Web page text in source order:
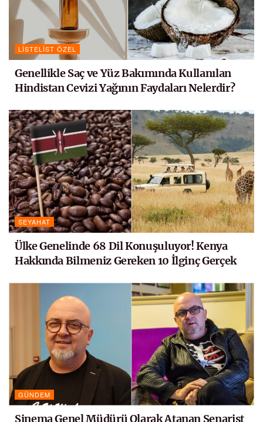
LISTELIST ÖZEL
Genellikle Saç ve Yüz Bakımında Kullanılan
Hindistan Cevizi Yağının Faydaları Nelerdir?
SEYAHAT
Ülke Genelinde 68 Dil Konuşuluyor! Kenya
Hakkında Bilmeniz Gereken 10 İlginç Gerçek
GÜNDEM
Sinema Genel Müdürü Olarak Atanan Senarist